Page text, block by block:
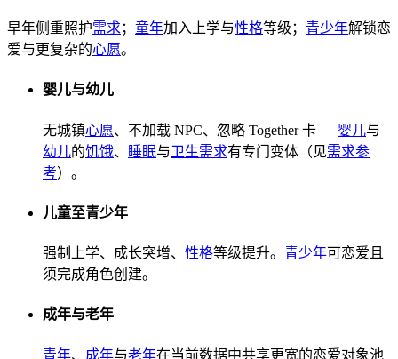
早年侧重照护需求 ； 童年加入上学与性格等级； 青少年解锁恋
爱与更复杂的心愿。
婴儿与幼儿
无城镇心愿、不加载 NPC、忽略 Together 卡 — 婴儿与
幼儿的饥饿、 睡眠与卫生需求有专门变体（见需求参
考）。
儿童至青少年
强制上学、成长突增、 性格等级提升。 青少年可恋爱且
须完成角色创建。
成年与老年
青年、 成年与老年在当前数据中共享更宽的恋爱对象池